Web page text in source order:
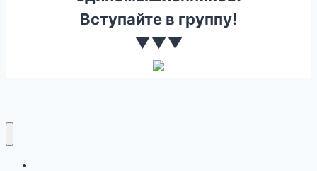
Вступайте в группу!
▼▼▼